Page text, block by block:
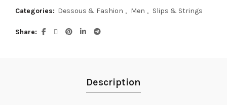
Categories: Dessous & Fashion , Men , Slips & Strings
Share
Description